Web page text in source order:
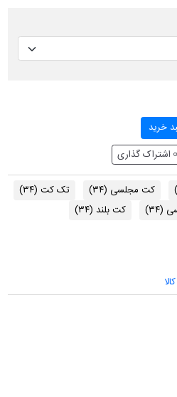
خرید
اشتراک گذاری
کت مجلسی (۳۴) تک کت (۳۴)
(۳۴) کت بلند (۳۴)